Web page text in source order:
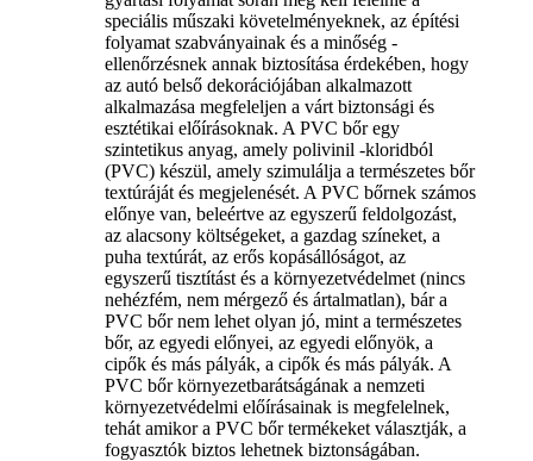
speciális műszaki követelményeknek, az építési
folyamat szabványainak és a minőség -
ellenőrzésnek annak biztosítása érdekében, hogy
az autó belső dekorációjában alkalmazott
alkalmazása megfeleljen a várt biztonsági és
esztétikai előírásoknak. A PVC bőr egy
szintetikus anyag, amely polivinil -kloridból
(PVC) készül, amely szimulálja a természetes bőr
textúráját és megjelenését. A PVC bőrnek számos
előnye van, beleértve az egyszerű feldolgozást,
az alacsony költségeket, a gazdag színeket, a
puha textúrát, az erős kopásállóságot, az
egyszerű tisztítást és a környezetvédelmet (nincs
nehézfém, nem mérgező és ártalmatlan), bár a
PVC bőr nem lehet olyan jó, mint a természetes
bőr, az egyedi előnyei, az egyedi előnyök, a
cipők és más pályák, a cipők és más pályák. A
PVC bőr környezetbarátságának a nemzeti
környezetvédelmi előírásainak is megfelelnek,
tehát amikor a PVC bőr termékeket választják, a
fogyasztók biztos lehetnek biztonságában.